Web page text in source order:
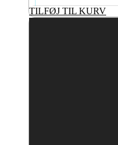
TILFØJ TIL KURV